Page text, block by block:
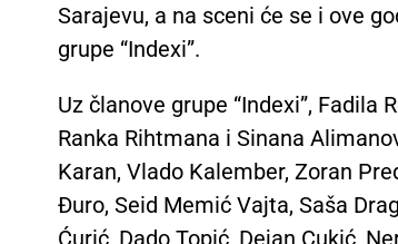
Sarajevu, a na sceni će se i ove
grupe “Indexi”.
Uz članove grupe “Indexi”, Fadila
Ranka Rihtmana i Sinana
Karan, Vlado Kalember, Zoran
Đuro, Seid Memić Vajta, Saša
Ćurić, Dado Topić, Dejan Cukić,